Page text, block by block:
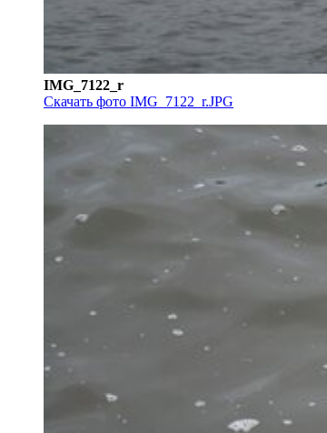
IMG_7122_r
Скачать фото IMG_7122_r.JPG